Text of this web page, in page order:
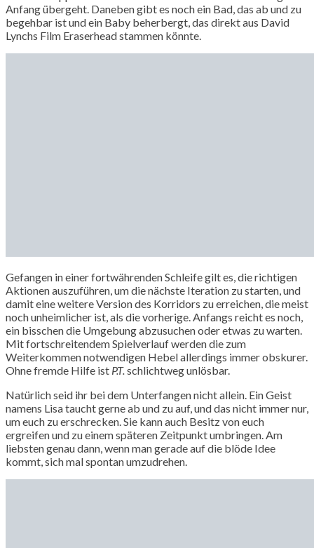
Anfang übergeht. Daneben gibt es noch ein Bad, das ab und zu
begehbar ist und ein Baby beherbergt, das direkt aus David
Lynchs Film Eraserhead stammen könnte.
Gefangen in einer fortwährenden Schleife gilt es, die richtigen
Aktionen auszuführen, um die nächste Iteration zu starten, und
damit eine weitere Version des Korridors zu erreichen, die meist
noch unheimlicher ist, als die vorherige. Anfangs reicht es noch,
ein bisschen die Umgebung abzusuchen oder etwas zu warten.
Mit fortschreitendem Spielverlauf werden die zum
Weiterkommen notwendigen Hebel allerdings immer obskurer.
Ohne fremde Hilfe ist P.T. schlichtweg unlösbar.
Natürlich seid ihr bei dem Unterfangen nicht allein. Ein Geist
namens Lisa taucht gerne ab und zu auf, und das nicht immer nur,
um euch zu erschrecken. Sie kann auch Besitz von euch
ergreifen und zu einem späteren Zeitpunkt umbringen. Am
liebsten genau dann, wenn man gerade auf die blöde Idee
kommt, sich mal spontan umzudrehen.